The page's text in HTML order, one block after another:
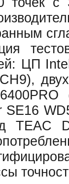
ЦП
SE16
TEAC